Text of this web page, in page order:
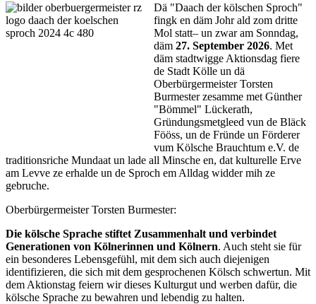
Dä "Daach der kölschen Sproch"
fingk en däm Johr ald zom dritte
Mol statt– un zwar am Sonndag,
däm 27. September 2026. Met
däm stadtwigge Aktionsdag fiere
de Stadt Kölle un dä
Oberbürgermeister Torsten
Burmester zesamme met Günther
"Bömmel" Lückerath,
Gründungsmetgleed vun de Bläck
Fööss, un de Fründe un Förderer
vum Kölsche Brauchtum e.V. de
traditionsriche Mundaat un lade all Minsche en, dat kulturelle Erve
am Levve ze erhalde un de Sproch em Alldag widder mih ze
gebruche.
Oberbürgermeister Torsten Burmester:
Die kölsche Sprache stiftet Zusammenhalt und verbindet
Generationen von Kölnerinnen und Kölnern. Auch steht sie für
ein besonderes Lebensgefühl, mit dem sich auch diejenigen
identifizieren, die sich mit dem gesprochenen Kölsch schwertun. Mit
dem Aktionstag feiern wir dieses Kulturgut und werben dafür, die
kölsche Sprache zu bewahren und lebendig zu halten.